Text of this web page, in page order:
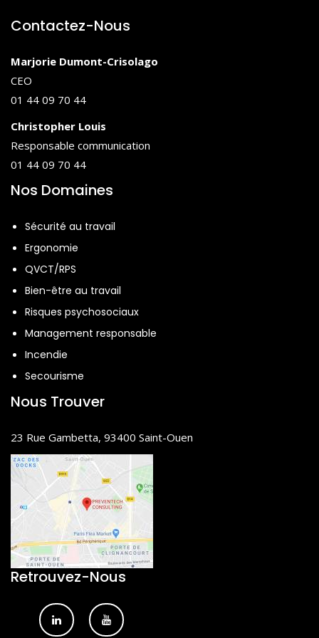
Définir 6 familles de facteurs des RPS ;
facteurs saillants ; Repérer les troubles
psychosociaux : stress, burn-out,
être et les conséquences collectives
plaintes et les erreurs confits ;
Agir face aux RPS : pratiques
managériales à visée préventive
Agir en prévention primaire collective :
Développer les pratiques
managériales favorisant la santé
Identifier les acteurs de la prévention
internes et externes
Consolider l’entretien d’écoute : créer
un espace sécurisé d’écoute, écouter
activement, accompagner, orienter.
Contactez-Nous
Marjorie Dumont-Crisolago
CEO
01 44 09 70 44
Christopher Louis
Responsable communication
01 44 09 70 44
Nos Domaines
Sécurité au travail
Ergonomie
QVCT/RPS
Bien-être au travail
Risques psychosociaux
Management responsable
Incendie
Secourisme
Nous Trouver
23 Rue Gambetta, 93400 Saint-Ouen
Retrouvez-Nous